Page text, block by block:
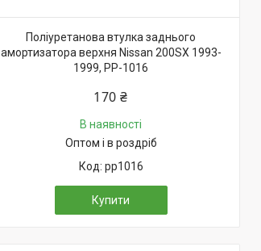
Поліуретанова втулка заднього
амортизатора верхня Nissan 200SX 1993-
1999, PP-1016
170 ₴
В наявності
Оптом і в роздріб
pp1016
Купити